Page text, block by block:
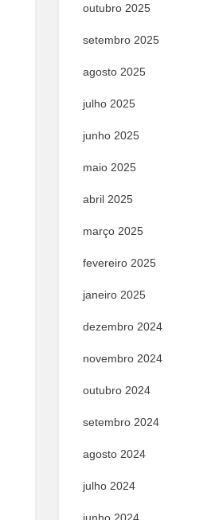
outubro 2025
setembro 2025
agosto 2025
julho 2025
junho 2025
maio 2025
abril 2025
março 2025
fevereiro 2025
janeiro 2025
dezembro 2024
novembro 2024
outubro 2024
setembro 2024
agosto 2024
julho 2024